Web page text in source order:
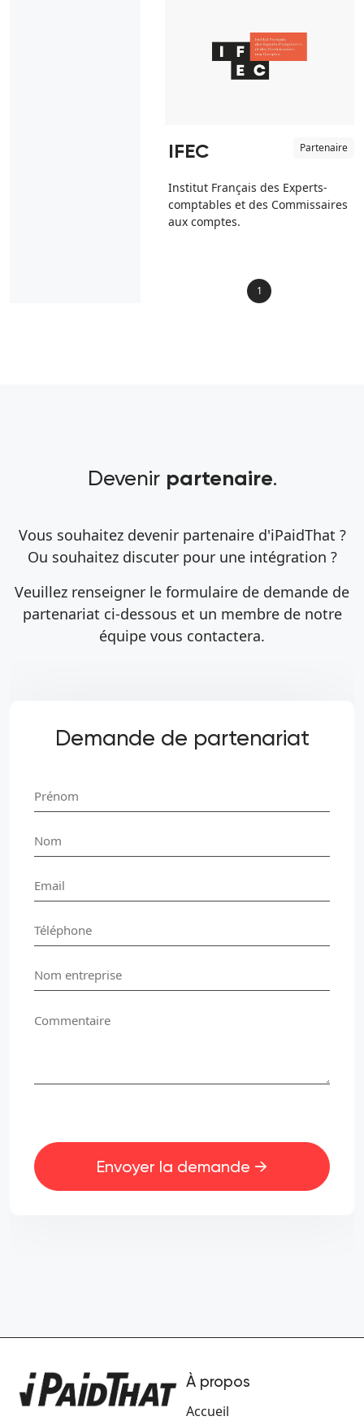
IFEC Partenaire
Institut Français des Experts-
comptables et des Commissaires
aux comptes.
1
Devenir partenaire.
Vous souhaitez devenir partenaire d'iPaidThat ?
Ou souhaitez discuter pour une intégration ?
Veuillez renseigner le formulaire de demande de
partenariat ci-dessous et un membre de notre
équipe vous contactera.
Demande de partenariat
Envoyer la demande →
À propos
Accueil